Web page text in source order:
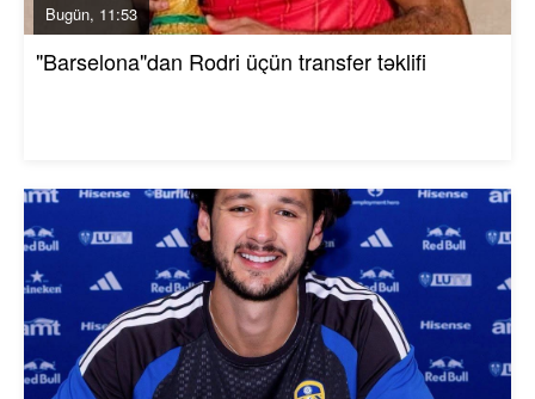
Bugün, 11:53
"Barselona"dan Rodri üçün transfer təklifi